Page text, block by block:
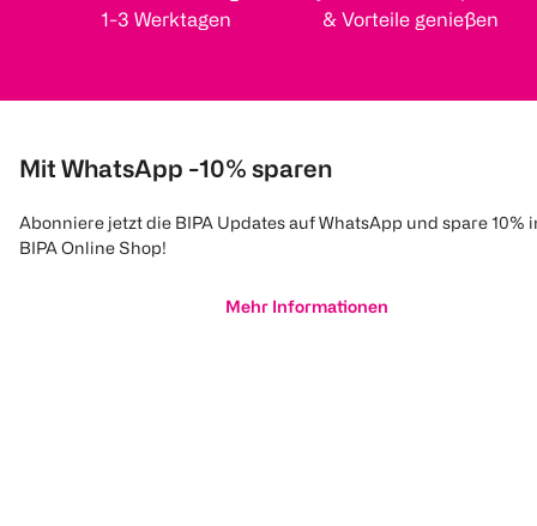
1-3 Werktagen
& Vorteile genießen
Mit WhatsApp -10% sparen
Abonniere jetzt die BIPA Updates auf WhatsApp und spare 10%
BIPA Online Shop!
Mehr Informationen